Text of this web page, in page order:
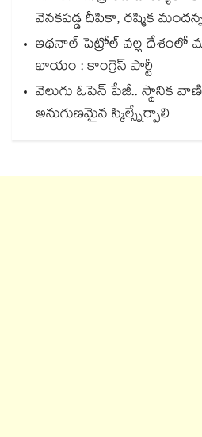
వెనకపడ్డ దీపికా, రష్మిక
ఇథనాల్ పెట్రోల్ వల్ల దేశంలో
ఖాయం : కాంగ్రెస్ పార్టీ
వెలుగు ఓపెన్ పేజీ.. స్థానిక
అనుగుణమైన స్కిల్స్నేర్పాలి